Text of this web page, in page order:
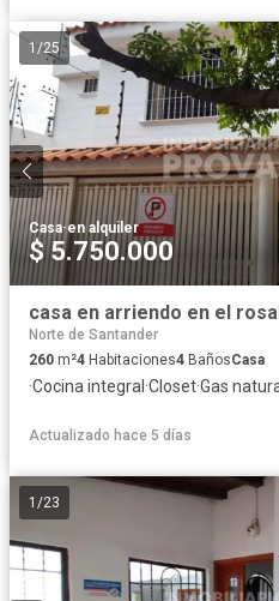
1 /25
Casa·en alquiler
$ 5.750.000
casa en arriendo en el
Norte de Santander
260 m²4 Habitaciones4 BañosCasa
·Cocina integral ·Closet·Gas
Actualizado hace 5 días
1 /23